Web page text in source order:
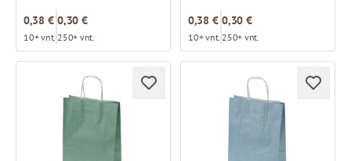
0,38 €
10+ vnt.
0,30 €
250+ vnt.
0,38 €
10+ vnt.
0,30 €
250+ vnt.